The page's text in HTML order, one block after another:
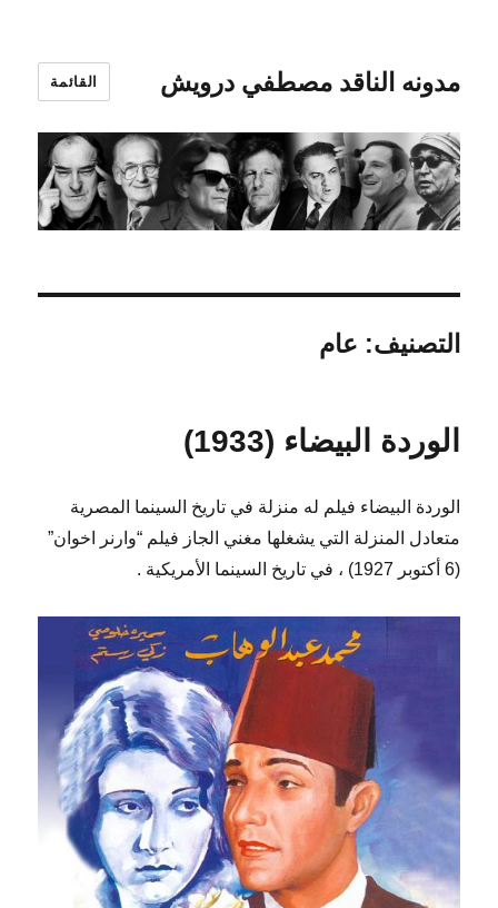
مدونه الناقد مصطفي درويش القائمة
التصنيف: عام
الوردة البيضاء (1933)
الوردة البيضاء فيلم له منزلة في تاريخ السينما المصرية
متعادل المنزلة التي يشغلها مغني الجاز فيلم “وارنر اخوان”
(6 أكتوبر 1927) ، في تاريخ السينما الأمريكية .